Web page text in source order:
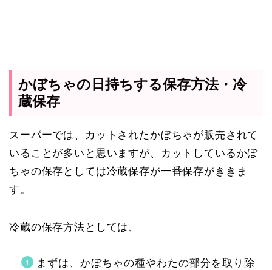
かぼちゃの日持ちする保存方法・冷
蔵保存
スーパーでは、カットされたかぼちゃが販売されて
いることが多いと思いますが、カットしているかぼ
ちゃの保存としては冷蔵保存が一番保存がききま
す。
冷蔵の保存方法としては、
まずは、かぼちゃの種やわたの部分を取り除